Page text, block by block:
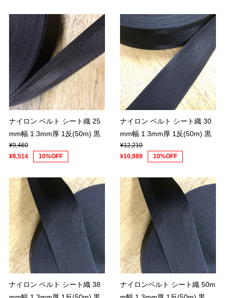
ナイロン ベルト シート織 25
mm幅 1.3mm厚 1反(50m) 黒
¥9,460
¥8,514
10%OFF
ナイロン ベルト シート織 30
mm幅 1.3mm厚 1反(50m) 黒
¥12,210
¥10,989
10%OFF
ナイロン ベルト シート織 38
ナイロンベルト シート織 50m